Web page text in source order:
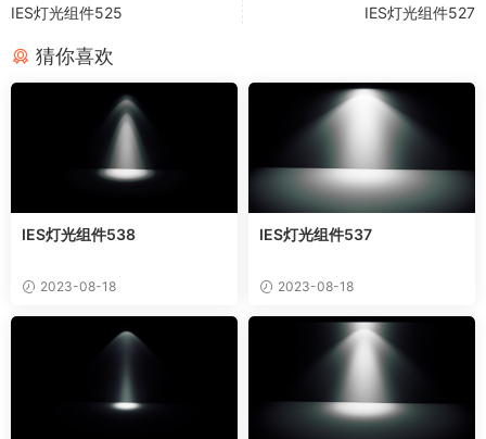
IES灯光组件525 IES灯光组件527
猜你喜欢
IES灯光组件538
2023-08-18
IES灯光组件537
2023-08-18